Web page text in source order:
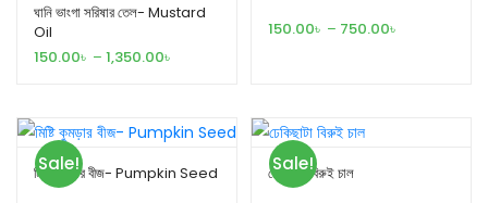
ঘানি ভাংগা সরিষার তেল- Mustard
Oil
150.00৳ – 1,350.00৳
150.00৳ – 750.00৳
Sale!
মিষ্টি কুমড়ার বীজ- Pumpkin Seed Sale!
ঢেকিছাটা বিরুই চাল